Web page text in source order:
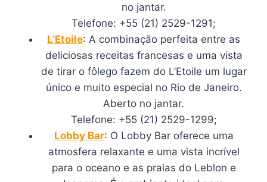
no jantar.
Telefone: +55 (21) 2529-1291;
L’Etoile: A combinação perfeita entre as
deliciosas receitas francesas e uma vista
de tirar o fôlego fazem do L’Etoile um lugar
único e muito especial no Rio de Janeiro.
Aberto no jantar.
Telefone: +55 (21) 2529-1299;
Lobby Bar: O Lobby Bar oferece uma
atmosfera relaxante e uma vista incrível
para o oceano e as praias do Leblon e